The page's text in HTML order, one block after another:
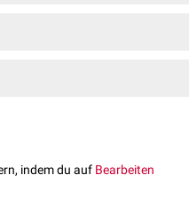
das
SAM wird zu
indem du auf Bearbeiten